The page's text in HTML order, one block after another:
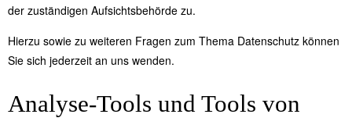
der zuständigen Aufsichtsbehörde zu.
Hierzu sowie zu weiteren Fragen zum Thema Datenschutz können
Sie sich jederzeit an uns wenden.
Analyse-Tools und Tools von